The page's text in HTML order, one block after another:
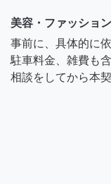
美容・ファッショ
事前に、具体的に
駐車料金、雑費も
相談をしてから本